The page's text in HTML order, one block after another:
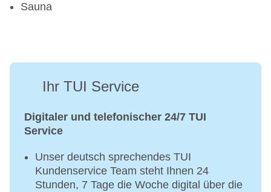
Sauna
Ihr TUI Service
Digitaler und telefonischer 24/7 TUI
Service
Unser deutsch sprechendes TUI
Kundenservice Team steht Ihnen 24
Stunden, 7 Tage die Woche digital über die